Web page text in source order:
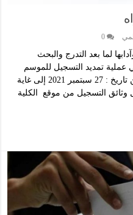
0
لما بعد التدرج والبحث
عملية تمديد التسجيل للموسم
الجامعي 2022/2021 قد حدد ابتداء من تاريخ : 27 سبتمبر 2021 إلى غاية
ملاحظات : 1- تحميل وثائق التسجيل من موقع الكلية